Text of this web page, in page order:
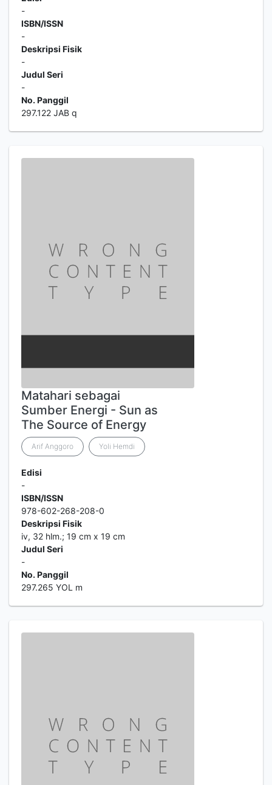
-
ISBN/ISSN
-
Deskripsi Fisik
-
Judul Seri
-
No. Panggil
297.122 JAB q
Matahari sebagai
Sumber Energi - Sun as
The Source of Energy
Arif Anggoro Yoli Hemdi
Edisi
-
ISBN/ISSN
978-602-268-208-0
Deskripsi Fisik
iv, 32 hlm.; 19 cm x 19 cm
Judul Seri
-
No. Panggil
297.265 YOL m